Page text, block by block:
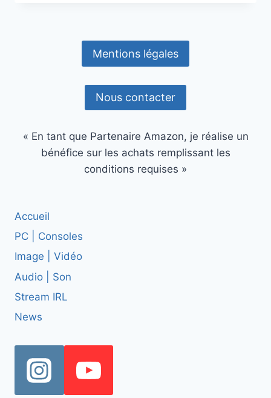
LA
VALEUR
SÛRE
STREAMING
Mentions légales
Nous contacter
« En tant que Partenaire Amazon, je réalise un
bénéfice sur les achats remplissant les
conditions requises »
Accueil
PC | Consoles
Image | Vidéo
Audio | Son
Stream IRL
News